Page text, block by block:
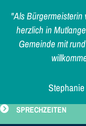
"Als
herzlich in
Gemeinde mit
SPRECHZEITEN